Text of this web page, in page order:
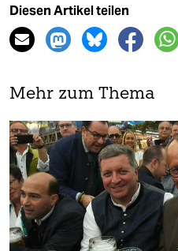
Diesen Artikel teilen
Mehr zum Thema